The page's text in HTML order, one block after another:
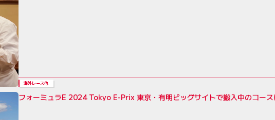
海外レース他
フォーミュラE 2024 Tokyo E-Prix 東京・有明ビッグサイトで搬入中のコー